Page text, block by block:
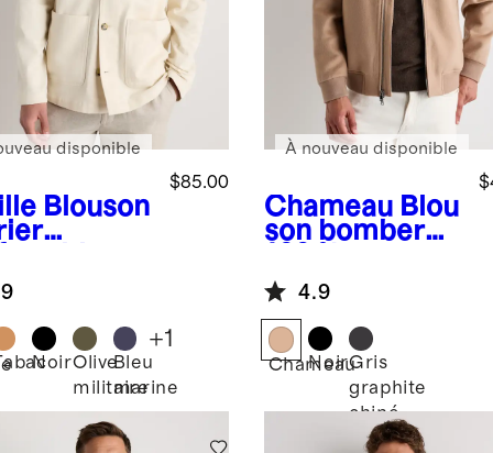
Blouson
en
$85.00
disponible
NoirOlive
militaire
Bleu
marine
+1
Chameau Blou
son bomber
cachemire de
Mongolie
À nouveau disponible
4.9
Chameau
NoirGris
graphite
chiné